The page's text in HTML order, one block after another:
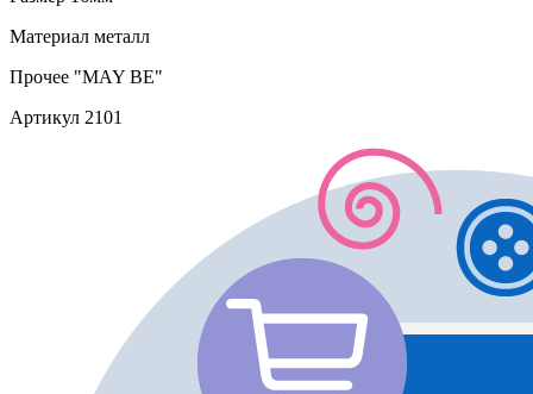
Материал металл
Прочее "MAY BE"
Артикул 2101